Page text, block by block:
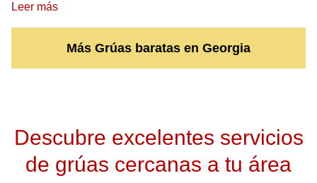
Leer más
Más Grúas baratas en Georgia
Descubre excelentes servicios
de grúas cercanas a tu área